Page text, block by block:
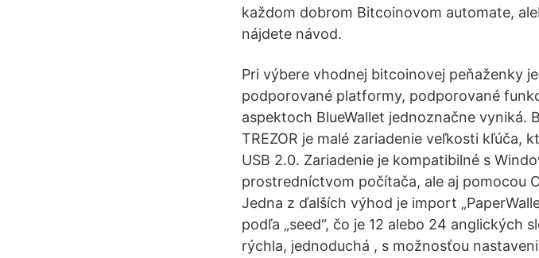
každom dobrom Bitcoinovom automate,
nájdete návod.
Pri výbere vhodnej bitcoinovej peňaženky
podporované platformy, podporované
aspektoch BlueWallet jednoznačne vyniká.
TREZOR je malé zariadenie veľkosti kľúča,
USB 2.0. Zariadenie je kompatibilné s
prostredníctvom počítača, ale aj pomocou
Jedna z ďalších výhod je import
podľa „seed“, čo je 12 alebo 24 anglických
rýchla, jednoduchá , s možnosťou